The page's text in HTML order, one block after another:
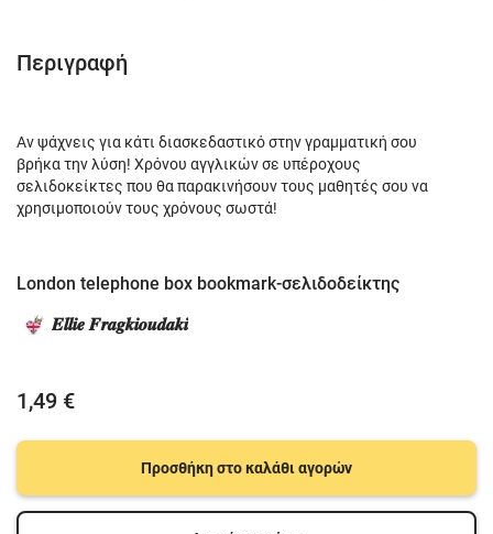
Περιγραφή
Αν ψάχνεις για κάτι διασκεδαστικό στην γραμματική σου
βρήκα την λύση! Χρόνου αγγλικών σε υπέροχους
σελιδοκείκτες που θα παρακινήσουν τους μαθητές σου να
χρησιμοποιούν τους χρόνους σωστά!
London telephone box bookmark-σελιδοδείκτης
𝑬𝒍𝒍𝒊𝒆 𝑭𝒓𝒂𝒈𝒌𝒊𝒐𝒖𝒅𝒂𝒌𝒊
1,49 €
Προσθήκη στο καλάθι αγορών